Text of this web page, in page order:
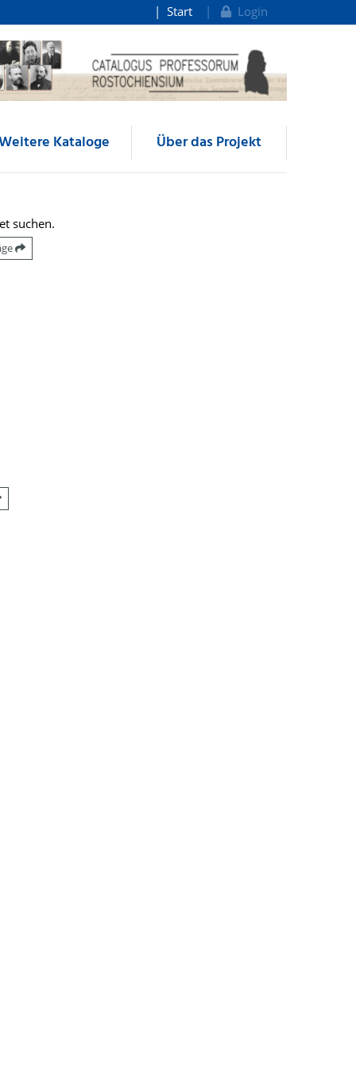
Start Login
Kataloge Über das Projekt
suchen.